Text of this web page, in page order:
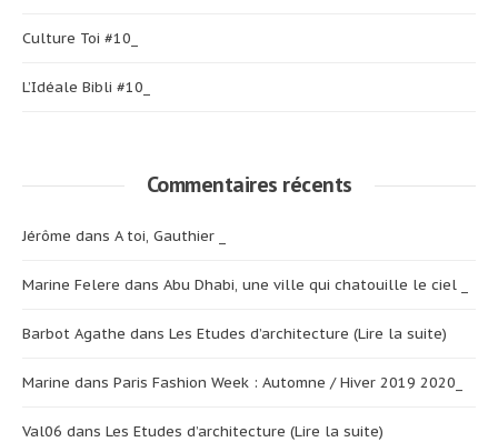
Culture Toi #10_
L’Idéale Bibli #10_
Commentaires récents
Jérôme dans A toi, Gauthier _
Marine Felere dans Abu Dhabi, une ville qui chatouille le ciel _
Barbot Agathe dans Les Etudes d’architecture (Lire la suite)
Marine dans Paris Fashion Week : Automne / Hiver 2019 2020_
Val06 dans Les Etudes d’architecture (Lire la suite)